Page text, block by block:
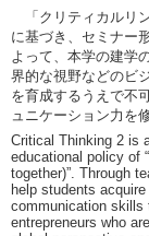
「クリティカルリ
に基づき、セミナー
よって、本学の建学
界的な視野などのビ
を育成するうえで不
ュニケーション力を
Critical Thinking 2 is
educational policy of
together)”. Through
help students
communication skills
entrepreneurs who